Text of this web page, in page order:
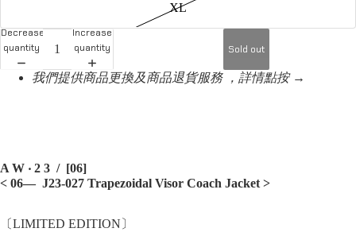
XL
Decrease
quantity
Increase
quantity
Sold out
我們提供商品更換及商品退貨服務 ，詳情點按 →
A W ‧ 2 3 / [06]
< 06— J23-027 Trapezoidal Visor Coach Jacket>
〔LIMITED EDITION〕